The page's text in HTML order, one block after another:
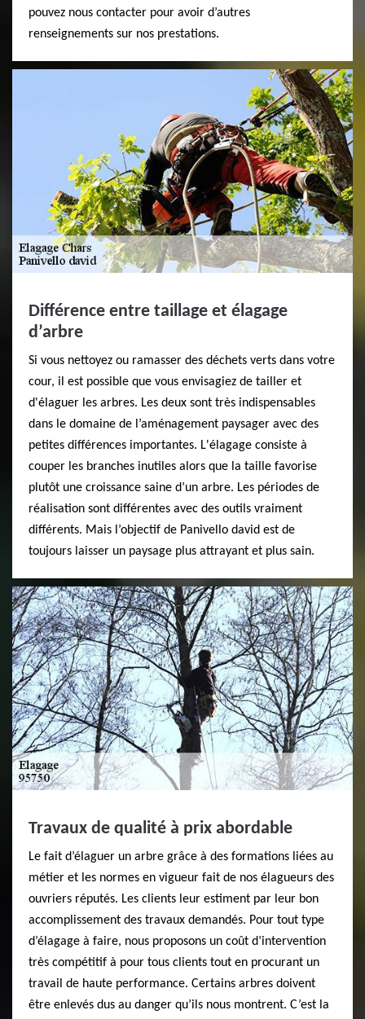
pouvez nous contacter pour avoir d’autres
renseignements sur nos prestations.
Différence entre taillage et élagage
d’arbre
Si vous nettoyez ou ramasser des déchets verts dans votre
cour, il est possible que vous envisagiez de tailler et
d'élaguer les arbres. Les deux sont très indispensables
dans le domaine de l’aménagement paysager avec des
petites différences importantes. L'élagage consiste à
couper les branches inutiles alors que la taille favorise
plutôt une croissance saine d’un arbre. Les périodes de
réalisation sont différentes avec des outils vraiment
différents. Mais l’objectif de Panivello david est de
toujours laisser un paysage plus attrayant et plus sain.
Travaux de qualité à prix abordable
Le fait d’élaguer un arbre grâce à des formations liées au
métier et les normes en vigueur fait de nos élagueurs des
ouvriers réputés. Les clients leur estiment par leur bon
accomplissement des travaux demandés. Pour tout type
d’élagage à faire, nous proposons un coût d’intervention
très compétitif à pour tous clients tout en procurant un
travail de haute performance. Certains arbres doivent
être enlevés dus au danger qu’ils nous montrent. C’est la